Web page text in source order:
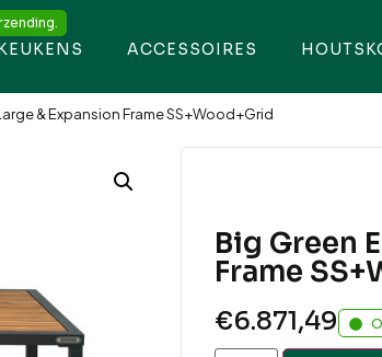
ACCESSOIRES
& Expansion Frame SS+Wood+Grid
Big Green
Frame
€6.871,49